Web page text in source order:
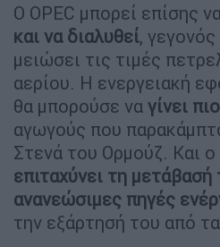
Ο OPEC μπορεί επίσης
και να διαλυθεί,
μειώσει τις τιμές
αερίου. Η ενεργειακή
θα μπορούσε να γίνει
αγωγούς που
Στενά του Ορμούζ. Και
επιταχύνει τη μετάβασή
ανανεώσιμες πηγές
την εξάρτησή του από